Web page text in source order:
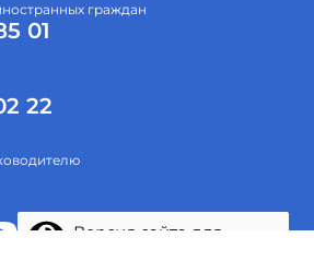
граждан
01
22
Версия сайта для